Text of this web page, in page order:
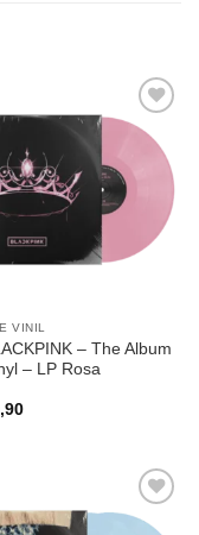
VINIL
– The Album
– LP Rosa